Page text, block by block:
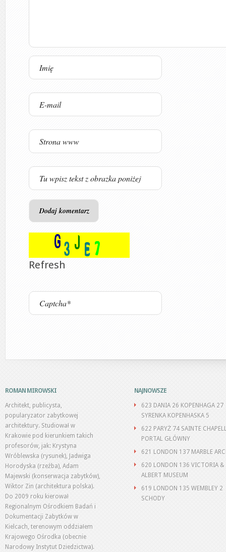
Refresh
ROMAN MIROWSKI
Architekt, publicysta,
popularyzator zabytkowej
architektury. Studiował w
Krakowie pod kierunkiem takich
profesorów, jak: Krystyna
Wróblewska (rysunek), Jadwiga
Horodyska (rzeźba), Adam
Majewski (konserwacja zabytków),
Wiktor Zin (architektura polska).
Do 2009 roku kierował
Regionalnym Ośrodkiem Badań i
Dokumentacji Zabytków w
Kielcach, terenowym oddziałem
Krajowego Ośrodka (obecnie
Narodowy Instytut Dziedzictwa).
NAJNOWSZE
623 DANIA 26 KOPENHAGA 27
SYRENKA KOPENHASKA 5
622 PARYŻ 74 SAINTE
PORTAL GŁÓWNY
621 LONDON 137 MARBLE
620 LONDON 136 VICTORIA &
ALBERT MUSEUM
619 LONDON 135 WEMBLEY 2
SCHODY